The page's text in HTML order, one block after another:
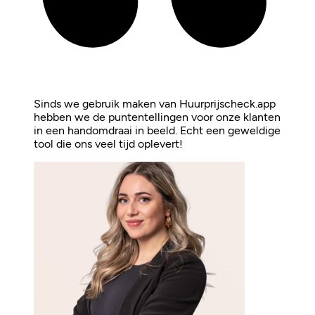
Sinds we gebruik maken van Huurprijscheck.app
hebben we de puntentellingen voor onze klanten
in een handomdraai in beeld. Echt een geweldige
tool die ons veel tijd oplevert!